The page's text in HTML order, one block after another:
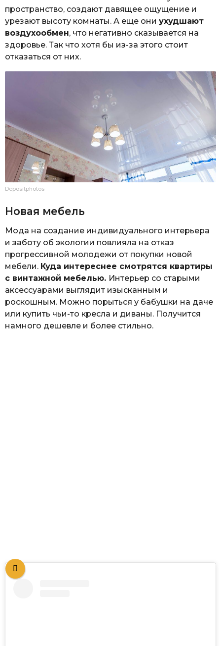
пространство, создают давящее ощущение и
урезают высоту комнаты. А еще они ухудшают
воздухообмен, что негативно сказывается на
здоровье. Так что хотя бы из-за этого стоит
отказаться от них.
Depositphotos
Новая мебель
Мода на создание индивидуального интерьера
и заботу об экологии повлияла на отказ
прогрессивной молодежи от покупки новой
мебели. Куда интереснее смотрятся квартиры
с винтажной мебелью. Интерьер со старыми
аксессуарами выглядит изысканным и
роскошным. Можно порыться у бабушки на даче
или купить чьи-то кресла и диваны. Получится
намного дешевле и более стильно.